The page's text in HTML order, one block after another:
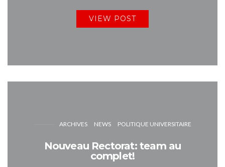
VIEW POST
ARCHIVES NEWS POLITIQUE UNIVERSITAIRE
Nouveau Rectorat: team au
complet!